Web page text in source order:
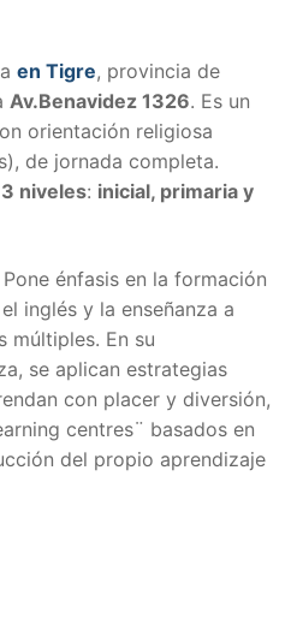
en Tigre, provincia de
Av.Benavidez 1326. Es un
orientación religiosa
de jornada completa.
niveles: inicial, primaria y
énfasis en la formación
inglés y la enseñanza a
múltiples. En su
se aplican estrategias
con placer y diversión,
centres¨ basados en
del propio aprendizaje